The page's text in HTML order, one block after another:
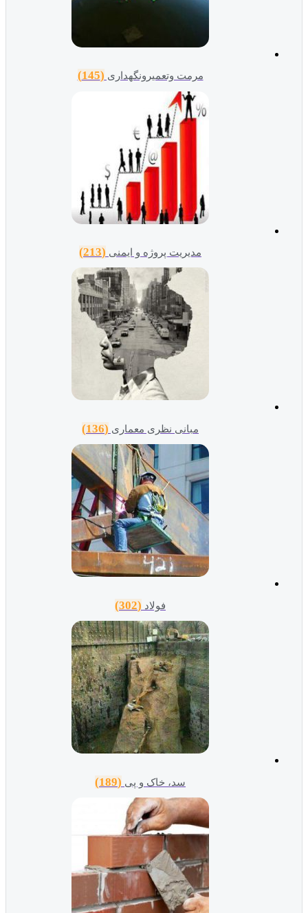
مرمت وتعمیرونگهداری (145)
مدیریت پروژه و ایمنی (213)
مبانی نظری معماری (136)
فولاد (302)
سد، خاک و پی (189)